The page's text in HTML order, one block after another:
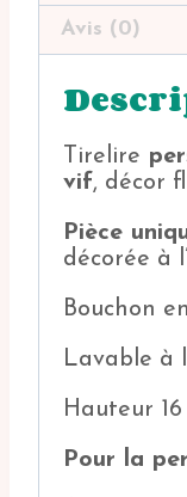
Avis (0)
Tirelire
vif, décor
Pièce
décorée à
Bouchon
Lavable à
Hauteur 16
Pour la